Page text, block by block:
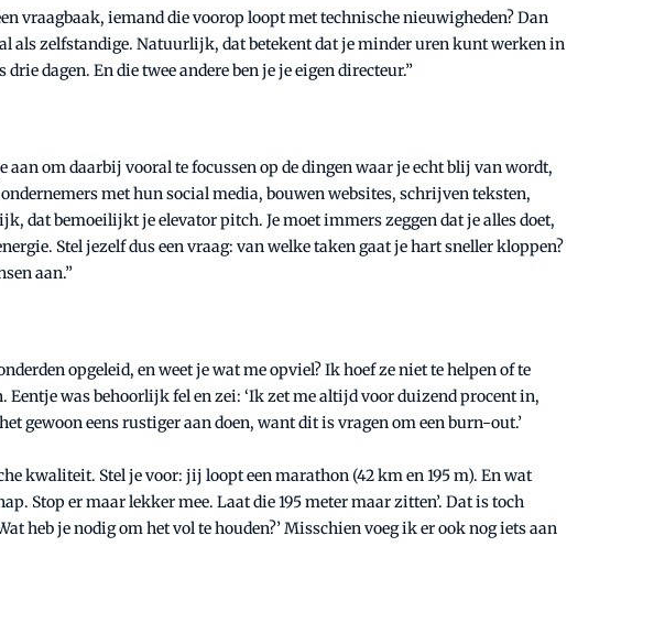
vraagbaak, iemand die voorop loopt met technische nieuwigheden? Dan
als zelfstandige. Natuurlijk, dat betekent dat je minder uren kunt werken in
dagen. En die twee andere ben je je eigen directeur.”
om daarbij vooral te focussen op de dingen waar je echt blij van wordt,
met hun social media, bouwen websites, schrijven teksten,
dat bemoeilijkt je elevator pitch. Je moet immers zeggen dat je alles doet,
Stel jezelf dus een vraag: van welke taken gaat je hart sneller kloppen?
aan.”
opgeleid, en weet je wat me opviel? Ik hoef ze niet te helpen of te
was behoorlijk fel en zei: ‘Ik zet me altijd voor duizend procent in,
gewoon eens rustiger aan doen, want dit is vragen om een burn-out.’
kwaliteit. Stel je voor: jij loopt een marathon (42 km en 195 m). En wat
Stop er maar lekker mee. Laat die 195 meter maar zitten’. Dat is toch
heb je nodig om het vol te houden?’ Misschien voeg ik er ook nog iets aan